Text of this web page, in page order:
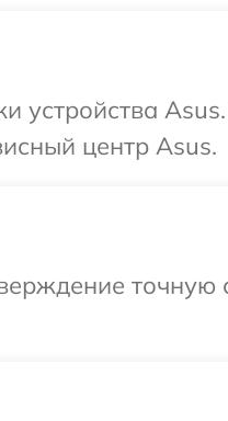
устройства
центр Asus.
точную